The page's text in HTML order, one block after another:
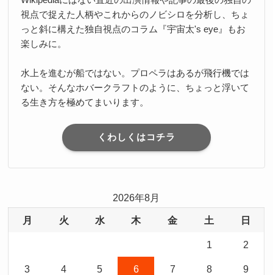
視点で捉えた人柄やこれからのノビシロを分析し、ちょ
っと斜に構えた独自視点のコラム『宇宙太's eye』もお
楽しみに。
水上を進むが船ではない。プロペラはあるが飛行機では
ない。そんなホバークラフトのように、ちょっと浮いて
る生き方を極めてまいります。
くわしくはコチラ
2026年8月
月 火 水 木 金 土 日
1 2
3 4 5 6 7 8 9